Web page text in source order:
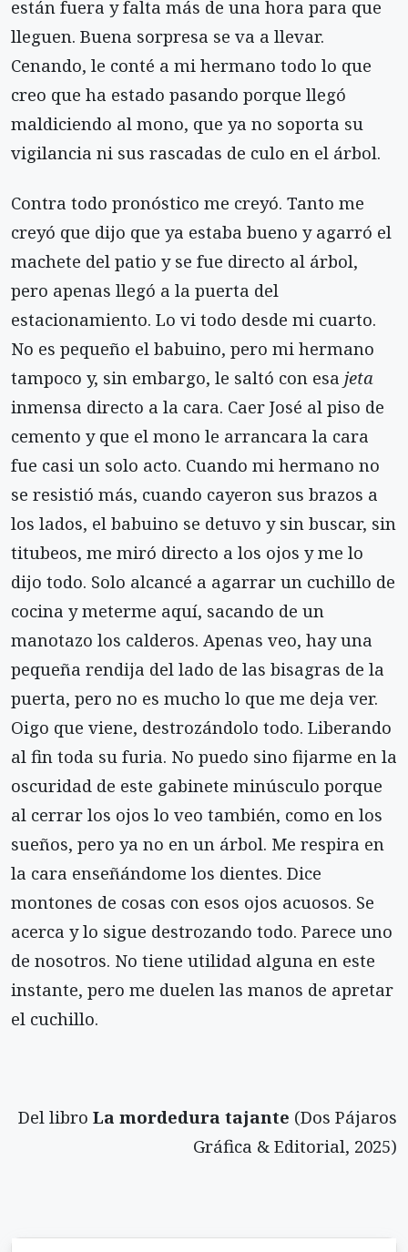
es­tán fuera y falta más de una hora para que
lleguen. Buena sorpresa se va a llevar.
Cenando, le conté a mi hermano todo lo que
creo que ha estado pasando porque llegó
maldiciendo al mono, que ya no sopor­ta su
vigilancia ni sus rascadas de culo en el árbol.
Contra todo pronóstico me creyó. Tanto me
cre­yó que dijo que ya estaba bueno y agarró el
machete del patio y se fue directo al árbol,
pero apenas llegó a la puerta del
estacionamiento. Lo vi todo desde mi cuarto.
No es pequeño el babuino, pero mi herma­no
tampoco y, sin embargo, le saltó con esa jeta
inmensa directo a la cara. Caer José al piso de
ce­mento y que el mono le arrancara la cara
fue casi un solo acto. Cuando mi hermano no
se resistió más, cuando cayeron sus brazos a
los lados, el babuino se detuvo y sin buscar, sin
titubeos, me miró directo a los ojos y me lo
dijo todo. Solo alcancé a agarrar un cuchillo de
cocina y meterme aquí, sacando de un
manotazo los calderos. Apenas veo, hay una
peque­ña rendija del lado de las bisagras de la
puerta, pero no es mucho lo que me deja ver.
Oigo que viene, destrozándolo todo. Liberando
al fin toda su furia. No puedo sino fijarme en la
oscuridad de este gabinete minúsculo porque
al cerrar los ojos lo veo también, como en los
sueños, pero ya no en un árbol. Me respira en
la cara enseñándome los dientes. Dice
montones de cosas con esos ojos acuosos. Se
acerca y lo sigue destrozando todo. Parece uno
de noso­tros. No tiene utilidad alguna en este
instante, pero me duelen las manos de apretar
el cuchillo.
Del libro La mordedura tajante (Dos Pájaros
Gráfica & Editorial, 2025)